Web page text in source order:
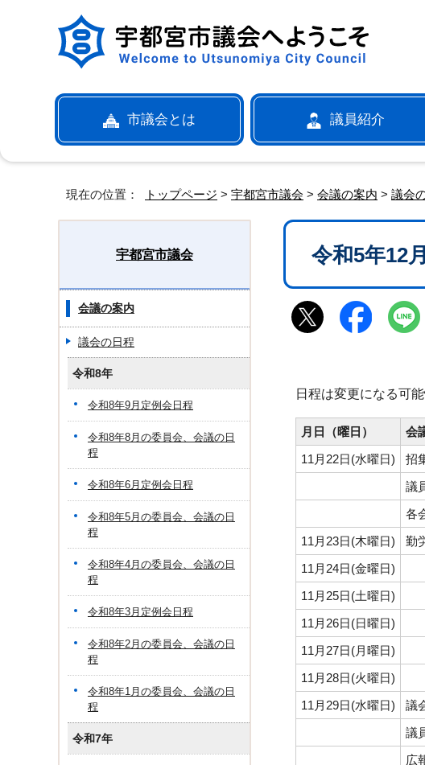
市議会とは 議員紹介
現在の位置： トップページ > 宇都宮市議会 > 会議の案内 > 議会
令和5年12
日程は変更になる可
月日（曜日） 会
11月22日(水曜日)
招
議
各
11月23日(木曜日)
勤
11月24日(金曜日)
11月25日(土曜日)
11月26日(日曜日)
11月27日(月曜日)
11月28日(火曜日)
11月29日(水曜日)
議
議
広
宇都宮市議会
会議の案内
議会の日程
令和8年
令和8年9月定例会日程
令和8年8月の委員会、会議の日
程
令和8年6月定例会日程
令和8年5月の委員会、会議の日
程
令和8年4月の委員会、会議の日
程
令和8年3月定例会日程
令和8年2月の委員会、会議の日
程
令和8年1月の委員会、会議の日
程
令和7年